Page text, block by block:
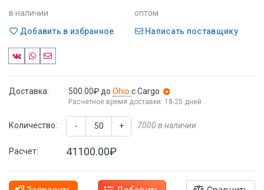
в наличии
оптом
Добавить в избранное
Написать поставщику
Доставка: 500.00₽ до Ohio с Cargo
Расчетное время доставки: 18-25 дней
Количество: - + 7000 в наличии
Расчет: 41100.00₽